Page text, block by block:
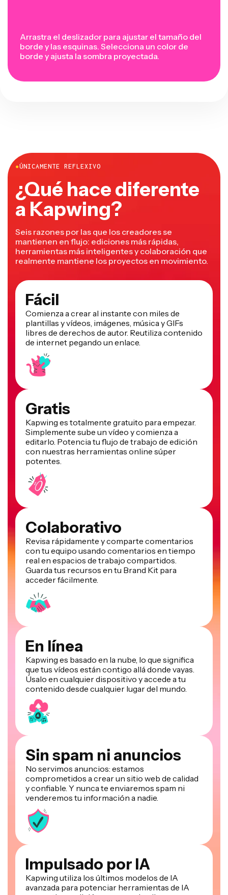
Arrastra el deslizador para ajustar el tamaño del
borde y las esquinas. Selecciona un color de
borde y ajusta la sombra proyectada.
●ÚNICAMENTE REFLEXIVO
¿Qué hace diferente
a Kapwing?
Seis razones por las que los creadores se
mantienen en flujo: ediciones más rápidas,
herramientas más inteligentes y colaboración que
realmente mantiene los proyectos en movimiento.
Fácil
Comienza a crear al instante con miles de
plantillas y vídeos, imágenes, música y GIFs
libres de derechos de autor. Reutiliza contenido
de internet pegando un enlace.
Gratis
Kapwing es totalmente gratuito para empezar.
Simplemente sube un vídeo y comienza a
editarlo. Potencia tu flujo de trabajo de edición
con nuestras herramientas online súper
potentes.
Colaborativo
Revisa rápidamente y comparte comentarios
con tu equipo usando comentarios en tiempo
real en espacios de trabajo compartidos.
Guarda tus recursos en tu Brand Kit para
acceder fácilmente.
En línea
Kapwing es basado en la nube, lo que significa
que tus vídeos están contigo allá donde vayas.
Úsalo en cualquier dispositivo y accede a tu
contenido desde cualquier lugar del mundo.
Sin spam ni anuncios
No servimos anuncios: estamos
comprometidos a crear un sitio web de calidad
y confiable. Y nunca te enviaremos spam ni
venderemos tu información a nadie.
Impulsado por IA
Kapwing utiliza los últimos modelos de IA
avanzada para potenciar herramientas de IA